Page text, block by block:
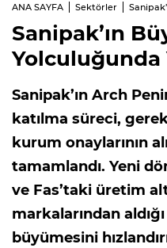
ANA SAYFA Sektörler
Sanipak’ın
Yolculuğunda
Sanipak’ın Arch
katılma süreci,
kurum onaylarının
tamamlandı. Yeni
ve Fas’taki üretim
markalarından
büyümesini